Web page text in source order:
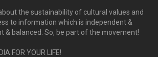
the sustainability of cultural values and
to information which is independent &
& balanced. So, be part of the movement!
FOR YOUR LIFE!